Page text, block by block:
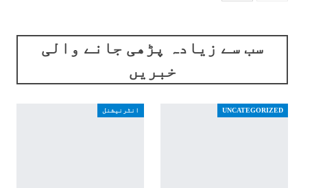
سب سے زیادہ پڑھی جانے والی
خبریں
UNCATEGORIZED انٹرنیشنل